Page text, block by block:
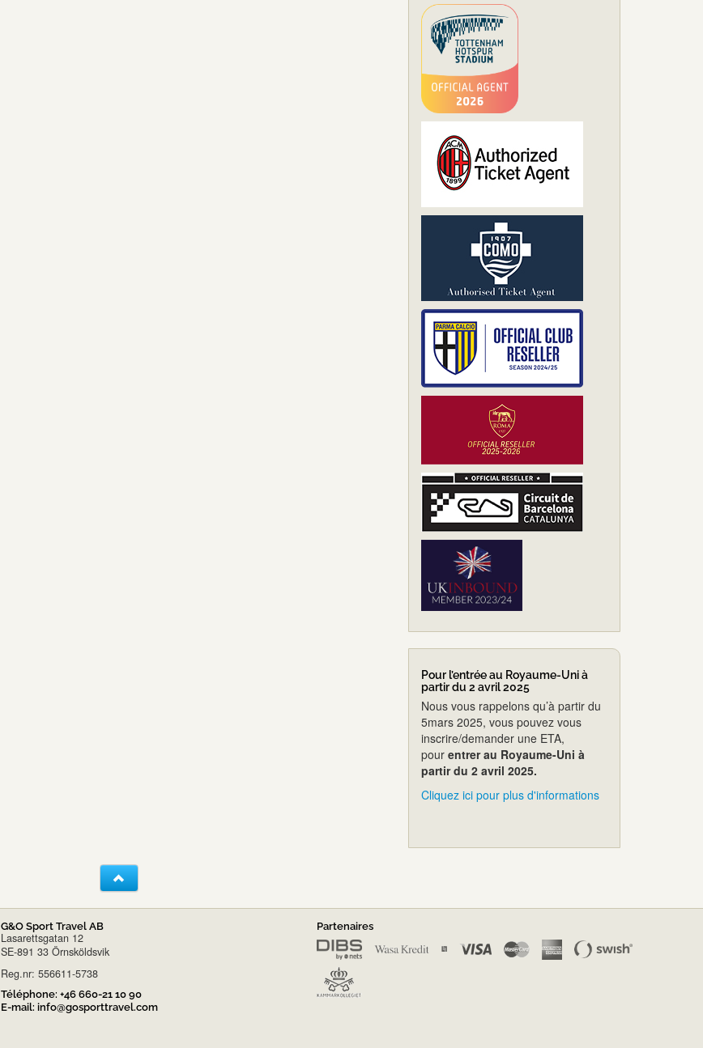
Pour l’entrée au Royaume-Uni à
partir du 2 avril 2025
Nous vous rappelons qu’à partir du
5mars 2025, vous pouvez vous
inscrire/demander une ETA,
pour entrer au Royaume-Uni à
partir du 2 avril 2025.
Cliquez ici pour plus d'informations
G&O Sport Travel AB
Lasarettsgatan 12
SE-891 33 Örnsköldsvik
Reg.nr: 556611-5738
Téléphone: +46 660-21 10 90
E-mail: info@gosporttravel.com
Partenaires